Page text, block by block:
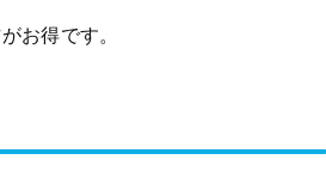
お得です。